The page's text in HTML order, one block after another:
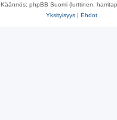
Käännös: phpBB Suomi (lurttinen,
Yksityisyys | Ehdot